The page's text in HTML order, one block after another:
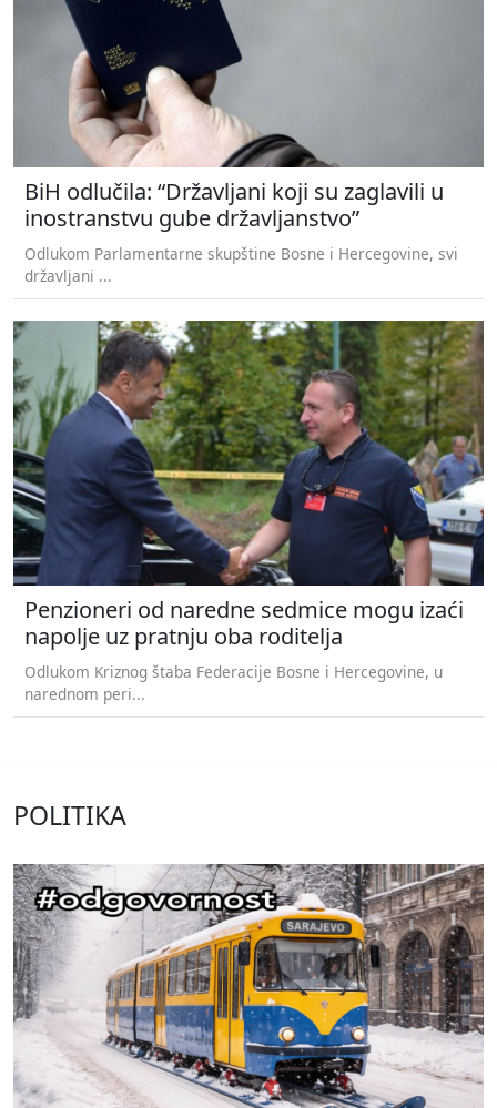
BiH odlučila: “Državljani koji su zaglavili u
inostranstvu gube državljanstvo”
Odlukom Parlamentarne skupštine Bosne i Hercegovine, svi
državljani ...
Penzioneri od naredne sedmice mogu izaći
napolje uz pratnju oba roditelja
Odlukom Kriznog štaba Federacije Bosne i Hercegovine, u
narednom peri...
POLITIKA